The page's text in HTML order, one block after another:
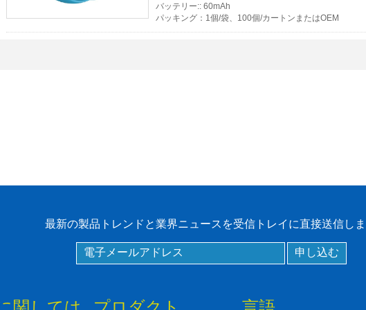
RFIDタグ/ UHFタグ/
Tuya ttlock Access
スタンドアロンアク
セスコントローラ
バッテリー:: 60mAh
パッキング：1個/袋、100個/カートンまたはOEM
最新の製品トレンドと業界ニュースを受信トレイに直接送信し